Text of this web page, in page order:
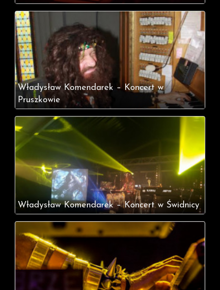
Władysław Komendarek – Koncert w
Pruszkowie
Władysław Komendarek – Koncert w Świdnicy